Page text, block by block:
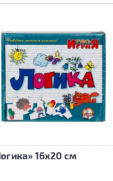
16х20 см